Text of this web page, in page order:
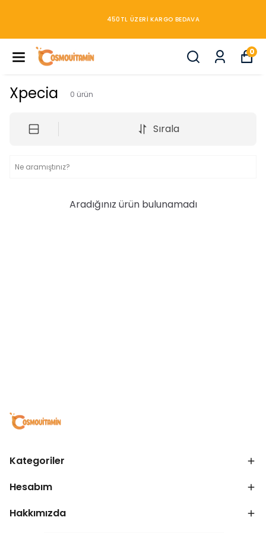
450TL ÜZERİ KARGO BEDAVA
0
Xpecia 0 ürün
Sırala
Aradığınız ürün bulunamadı
Kategoriler
Hesabım
Hakkımızda